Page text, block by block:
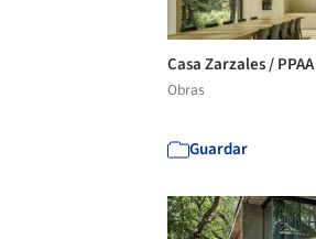
Casa Zarzales / PPAA
Obras
Guardar